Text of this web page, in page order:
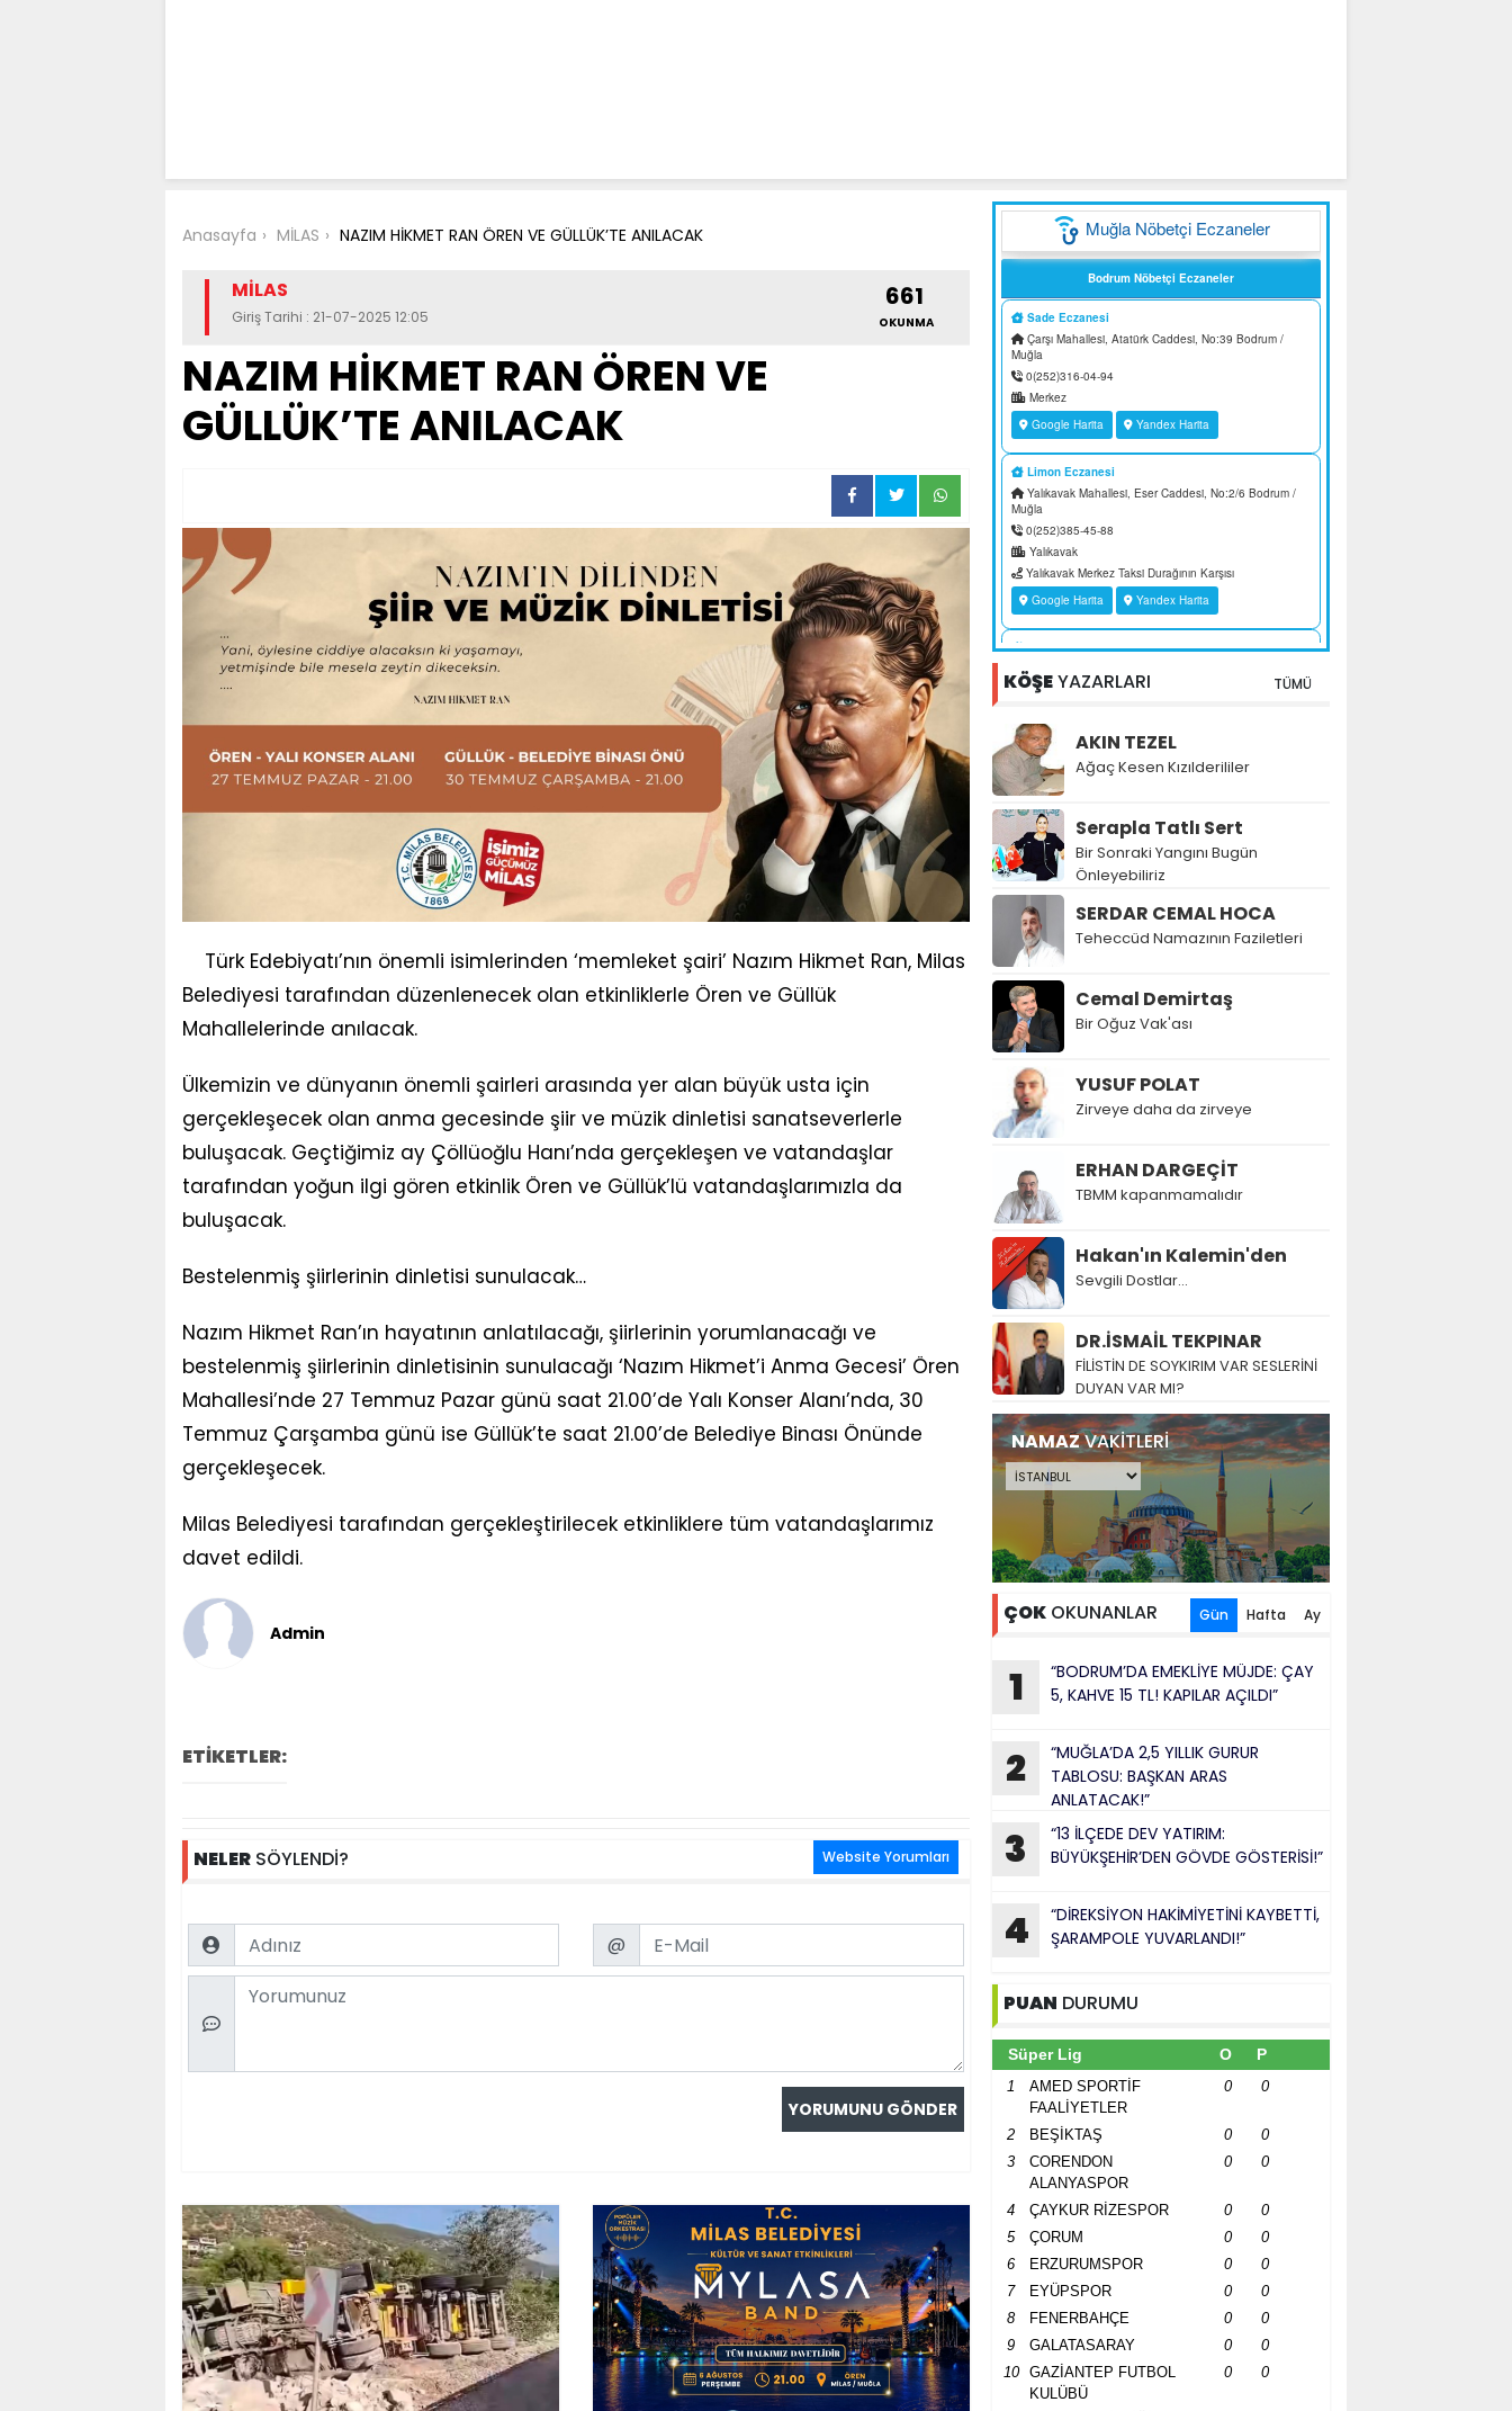
Anasayfa MİLAS NAZIM HİKMET RAN ÖREN VE GÜLLÜK’TE ANILACAK
MİLAS
Giriş Tarihi : 21-07-2025 12:05
661
OKUNMA
NAZIM HİKMET RAN ÖREN VE
GÜLLÜK’TE ANILACAK
Türk Edebiyatı’nın önemli isimlerinden ‘memleket şairi’ Nazım Hikmet Ran, Milas
Belediyesi tarafından düzenlenecek olan etkinliklerle Ören ve Güllük
Mahallelerinde anılacak.
Ülkemizin ve dünyanın önemli şairleri arasında yer alan büyük usta için
gerçekleşecek olan anma gecesinde şiir ve müzik dinletisi sanatseverlerle
buluşacak. Geçtiğimiz ay Çöllüoğlu Hanı’nda gerçekleşen ve vatandaşlar
tarafından yoğun ilgi gören etkinlik Ören ve Güllük’lü vatandaşlarımızla da
buluşacak.
Bestelenmiş şiirlerinin dinletisi sunulacak…
Nazım Hikmet Ran’ın hayatının anlatılacağı, şiirlerinin yorumlanacağı ve
bestelenmiş şiirlerinin dinletisinin sunulacağı ‘Nazım Hikmet’i Anma Gecesi’ Ören
Mahallesi’nde 27 Temmuz Pazar günü saat 21.00’de Yalı Konser Alanı’nda, 30
Temmuz Çarşamba günü ise Güllük’te saat 21.00’de Belediye Binası Önünde
gerçekleşecek.
Milas Belediyesi tarafından gerçekleştirilecek etkinliklere tüm vatandaşlarımız
davet edildi.
Admin
ETİKETLER:
NELER SÖYLENDİ? Website Yorumları
Name Email
@
Comment
KÖŞEYAZARLARI TÜMÜ
AKIN TEZEL
Ağaç Kesen Kızılderililer
Serapla Tatlı Sert
Bir Sonraki Yangını Bugün
Önleyebiliriz
SERDAR CEMAL HOCA
Teheccüd Namazının Faziletleri
Cemal Demirtaş
Bir Oğuz Vak'ası
YUSUF POLAT
Zirveye daha da zirveye
ERHAN DARGEÇİT
TBMM kapanmamalıdır
Hakan'ın Kalemin'den
Sevgili Dostlar...
DR.İSMAİL TEKPINAR
FİLİSTİN DE SOYKIRIM VAR SESLERİNİ
DUYAN VAR MI?
NAMAZVAKİTLERİ
ÇOK OKUNANLAR Gün Hafta Ay
1
“BODRUM’DA EMEKLİYE MÜJDE: ÇAY
5, KAHVE 15 TL! KAPILAR AÇILDI”
2
“MUĞLA’DA 2,5 YILLIK GURUR
TABLOSU: BAŞKAN ARAS
ANLATACAK!”
3
“13 İLÇEDE DEV YATIRIM:
BÜYÜKŞEHİR’DEN GÖVDE GÖSTERİSİ!”
4
“DİREKSİYON HAKİMİYETİNİ KAYBETTİ,
ŞARAMPOLE YUVARLANDI!”
PUAN DURUMU
Süper Lig O P
1
AMED SPORTİF
FAALİYETLER
0 0
2 BEŞİKTAŞ 0
0
3
CORENDON
ALANYASPOR
0 0
4 ÇAYKUR RİZESPOR 0
0
5
ÇORUM 0
0
6
ERZURUMSPOR 0
0
7
EYÜPSPOR 0
0
8
FENERBAHÇE 0
0
9
GALATASARAY 0
0
10
GAZİANTEP FUTBOL
KULÜBÜ
0 0